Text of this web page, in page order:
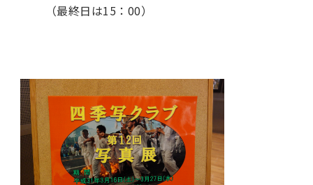
（最終日は15：00）